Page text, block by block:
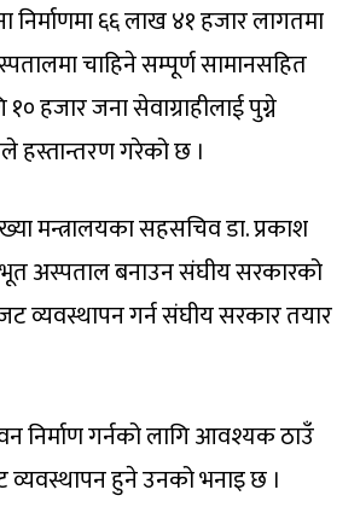
६६ लाख ४१ हजार लागतमा
चाहिने सम्पूर्ण सामानसहित
हजार जना सेवाग्राहीलाई पुग्ने
गरेको छ ।
मन्त्रालयका सहसचिव डा. प्रकाश
अस्पताल बनाउन संघीय सरकारको
व्यवस्थापन गर्न संघीय सरकार तयार
निर्माण गर्नको लागि आवश्यक ठाउँ
व्यवस्थापन हुने उनको भनाइ छ ।